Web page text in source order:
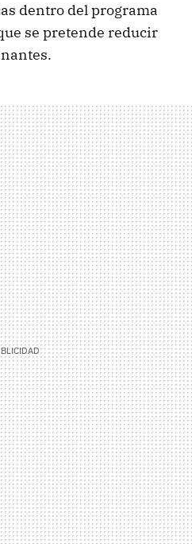
dentro del programa
se pretende reducir